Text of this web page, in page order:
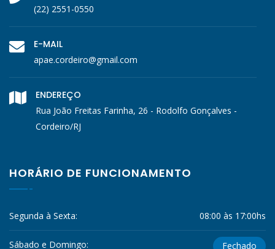
(22) 2551-0550
E-MAIL
apae.cordeiro@gmail.com
ENDEREÇO
Rua João Freitas Farinha, 26 - Rodolfo Gonçalves -
Cordeiro/RJ
HORÁRIO DE FUNCIONAMENTO
Segunda à Sexta: 08:00 às 17:00hs
Sábado e Domingo: Fechado